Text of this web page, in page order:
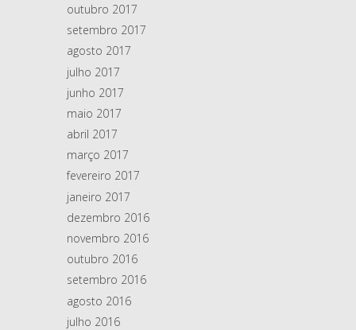
outubro 2017
setembro 2017
agosto 2017
julho 2017
junho 2017
maio 2017
abril 2017
março 2017
fevereiro 2017
janeiro 2017
dezembro 2016
novembro 2016
outubro 2016
setembro 2016
agosto 2016
julho 2016